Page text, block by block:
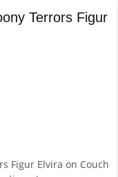
Terrors Figur
Figur Elvira on Couch